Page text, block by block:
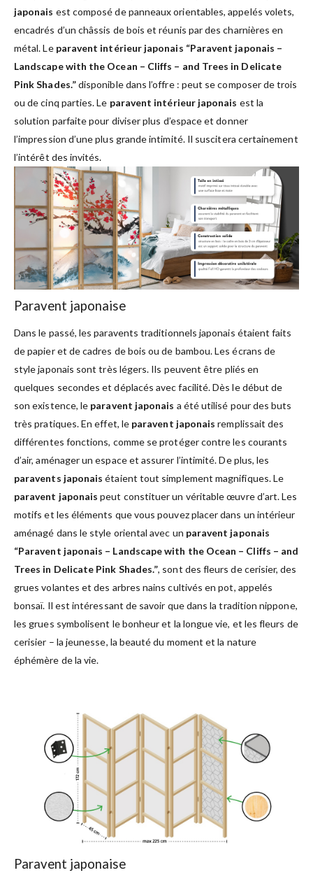
japonais est composé de panneaux orientables, appelés volets,
encadrés d’un châssis de bois et réunis par des charnières en
métal. Le paravent intérieur japonais “Paravent japonais –
Landscape with the Ocean – Cliffs – and Trees in Delicate
Pink Shades.”disponible dans l’offre : peut se composer de trois
ou de cinq parties. Le paravent intérieur japonais est la
solution parfaite pour diviser plus d’espace et donner
l’impression d’une plus grande intimité. Il suscitera certainement
l’intérêt des invités.
Paravent japonaise
Dans le passé, les paravents traditionnels japonais étaient faits
de papier et de cadres de bois ou de bambou. Les écrans de
style japonais sont très légers. Ils peuvent être pliés en
quelques secondes et déplacés avec facilité. Dès le début de
son existence, le paravent japonais a été utilisé pour des buts
très pratiques. En effet, le paravent japonais remplissait des
différentes fonctions, comme se protéger contre les courants
d’air, aménager un espace et assurer l’intimité. De plus, les
paravents japonais étaient tout simplement magnifiques. Le
paravent japonais peut constituer un véritable œuvre d’art. Les
motifs et les éléments que vous pouvez placer dans un intérieur
aménagé dans le style oriental avec un paravent japonais
“Paravent japonais – Landscape with the Ocean – Cliffs – and
Trees in Delicate Pink Shades.”, sont des fleurs de cerisier, des
grues volantes et des arbres nains cultivés en pot, appelés
bonsaï. Il est intéressant de savoir que dans la tradition nippone,
les grues symbolisent le bonheur et la longue vie, et les fleurs de
cerisier – la jeunesse, la beauté du moment et la nature
éphémère de la vie.
Paravent japonaise